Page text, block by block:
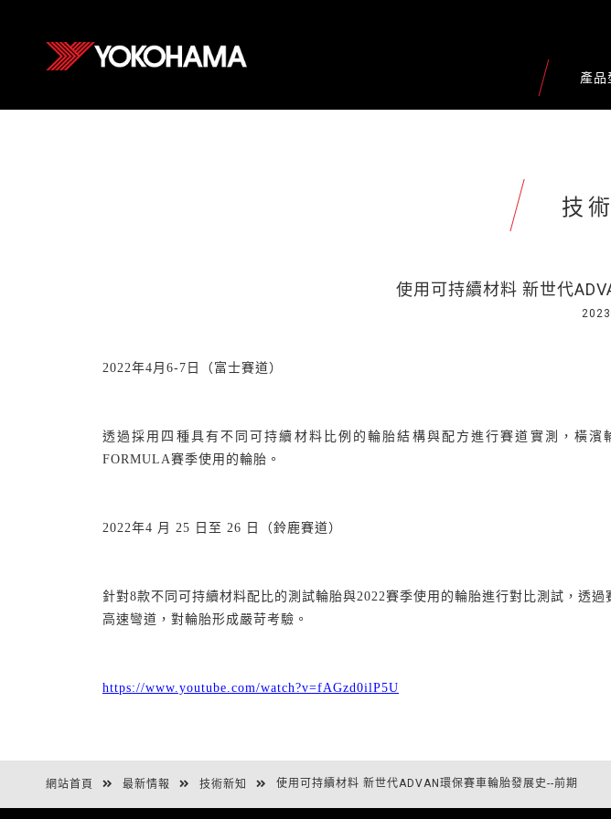
產品
技
使用可持續材料 新世代
2022年4月 6-7 日（富士賽道）
透過採用四種具有不同可持續材料比例的輪胎結構與配方進行賽道實測，橫
FORMULA賽季使用的輪胎。
2022年4 月 25 日至 26 日（鈴鹿賽道）
針對8款不同可持續材料配比的測試輪胎與2022賽季使用的輪胎進行對比測試，透
高速彎道，對輪胎形成嚴苛考驗。
https://www.youtube.com/watch?v=fAGzd0ilP5U
網站首頁 最新情報 技術新知 使用可持續材料 新世代ADVAN環保賽車輪胎發展史--前期